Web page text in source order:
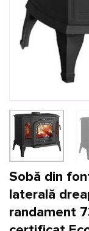
Sobă din
laterală
randament